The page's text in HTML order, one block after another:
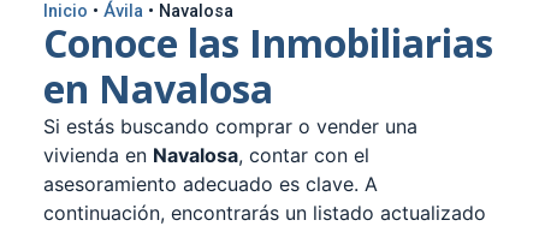
Inicio • Ávila • Navalosa
Conoce las Inmobiliarias
en Navalosa
Si estás buscando comprar o vender una
vivienda en Navalosa, contar con el
asesoramiento adecuado es clave. A
continuación, encontrarás un listado actualizado